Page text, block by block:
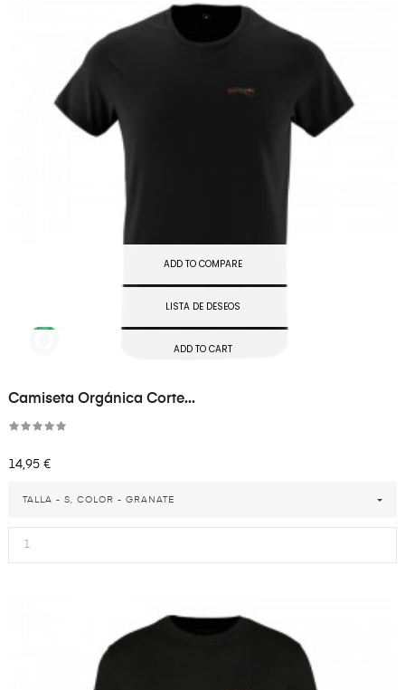
ADD TO COMPARE
LISTA DE DESEOS
ADD TO CART
Camiseta Orgánica Corte...
Precio
14,95 €
TALLA - S, COLOR - GRANATE